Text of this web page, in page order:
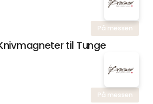
På messen
til Tunge
På messen